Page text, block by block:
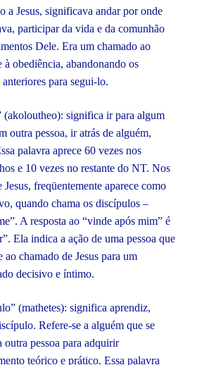
a Jesus, significava andar por onde
participar da vida e da comunhão
Dele. Era um chamado ao
à obediência, abandonando os
para segui-lo.
(akoloutheo): significa ir para algum
outra pessoa, ir atrás de alguém,
palavra aprece 60 vezes nos
e 10 vezes no restante do NT. Nos
Jesus, freqüentemente aparece como
quando chama os discípulos –
A resposta ao “vinde após mim” é
Ela indica a ação de uma pessoa que
ao chamado de Jesus para um
decisivo e íntimo.
(mathetes): significa aprendiz,
Refere-se a alguém que se
outra pessoa para adquirir
teórico e prático. Essa palavra